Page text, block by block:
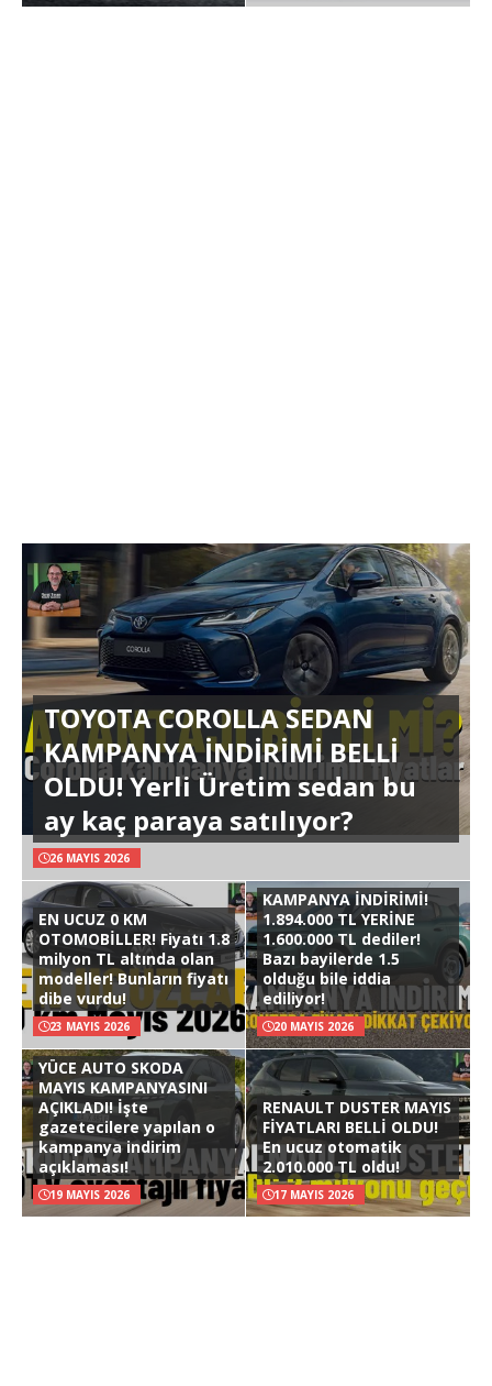
TOYOTA COROLLA SEDAN
KAMPANYA İNDİRİMİ BELLİ
OLDU! Yerli Üretim sedan bu
ay kaç paraya satılıyor?
26 MAYIS 2026
EN UCUZ 0 KM
OTOMOBİLLER! Fiyatı 1.8
milyon TL altında olan
modeller! Bunların fiyatı
dibe vurdu!
23 MAYIS 2026
KAMPANYA İNDİRİMİ!
1.894.000 TL YERİNE
1.600.000 TL dediler!
Bazı bayilerde 1.5
olduğu bile iddia
ediliyor!
20 MAYIS 2026
YÜCE AUTO SKODA
MAYIS KAMPANYASINI
AÇIKLADI! İşte
gazetecilere yapılan o
kampanya indirim
açıklaması!
19 MAYIS 2026
RENAULT DUSTER MAYIS
FİYATLARI BELLİ OLDU!
En ucuz otomatik
2.010.000 TL oldu!
17 MAYIS 2026